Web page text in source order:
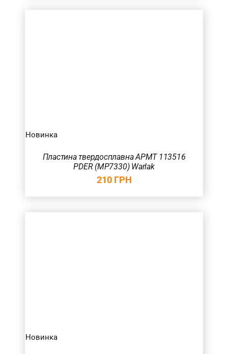
Новинка
Пластина твердосплавна APMT 113516
PDER (MP7330) Warlak
210 ГРН
Новинка